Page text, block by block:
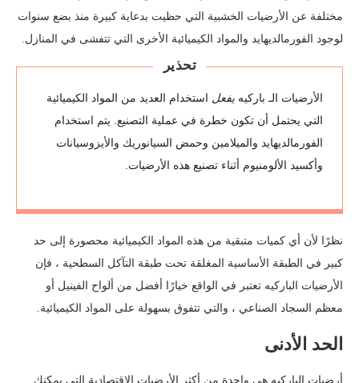
مختلفة عن الأرضيات الخشبية التي حظيت بدعاية كبيرة منذ بضع سنوات
لوجود الفورمالديهايد والمواد الكيميائية الأخرى التي تتفشى في المنازل.
تحذير
الأرضيات الـ باركيه يفعل استخدام العديد من المواد الكيميائية
التي يحتمل أن تكون خطرة في عملية التصنيع. يتم استخدام
الفورمالديهايد والميلامين وحمض السيانوريك والأيزوسيانات
وأكسيد الألومنيوم أثناء تصنيع هذه الأرضيات.
نظرًا لأن أي كميات متبقية من هذه المواد الكيميائية محصورة إلى حد
كبير في الطبقة الأساسية المغلقة تحت طبقة التآكل السطحية ، فإن
الأرضيات الباركيه تعتبر في الواقع خيارًا أفضل من ألواح الفينيل أو
معظم السجاد الصناعي ، والتي تتفوق بسهولة على المواد الكيميائية.
الحد الأدنى
أرضيات الباركيه هي واحدة من أكثر الأرضيات الاقتصادية التي يمكنك